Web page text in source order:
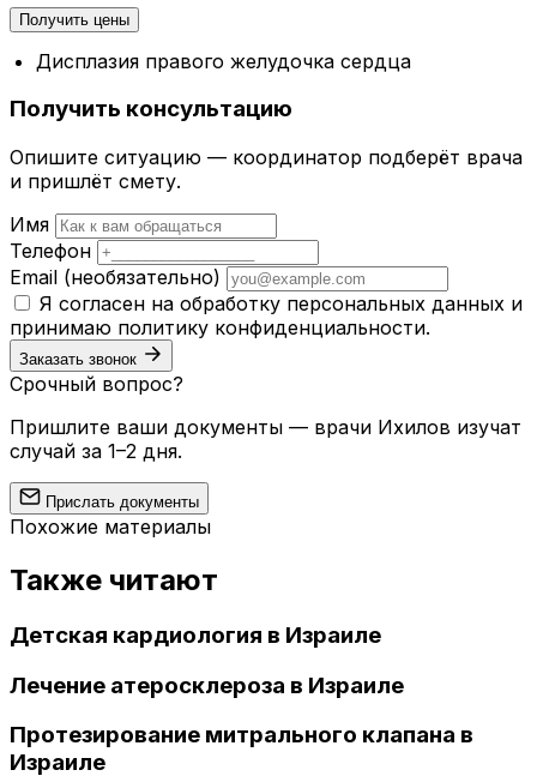
Получить цены
Дисплазия правого желудочка сердца
Получить консультацию
Опишите ситуацию — координатор подберёт врача
и пришлёт смету.
Имя
Телефон
Email (необязательно)
Я согласен на обработку персональных данных и
принимаю политику конфиденциальности.
Заказать звонок
Срочный вопрос?
Пришлите ваши документы — врачи Ихилов изучат
случай за 1–2 дня.
Прислать документы
Похожие материалы
Также читают
Детская кардиология в Израиле
Лечение атеросклероза в Израиле
Протезирование митрального клапана в
Израиле